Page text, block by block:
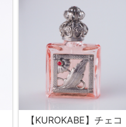
【KUROKABE】チェコ